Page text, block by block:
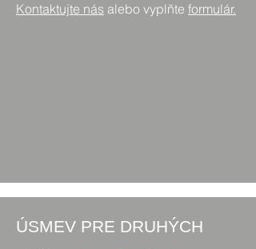
Kontaktujte nás alebo vyplňte formulár.
ÚSMEV PRE DRUHÝCH